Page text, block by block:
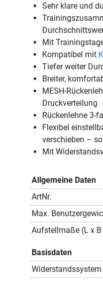
Sehr klare und
Mit
Kompatibel mit
Tiefer weiter
Breiter,
MESH-
Druckverteilung
Rückenlehne 3-
Flexibel
verschieben –
Mit
Allgemeine Daten
ArtNr.
Max.
Aufstellmaße (L x B
Basisdaten
Widerstandssystem